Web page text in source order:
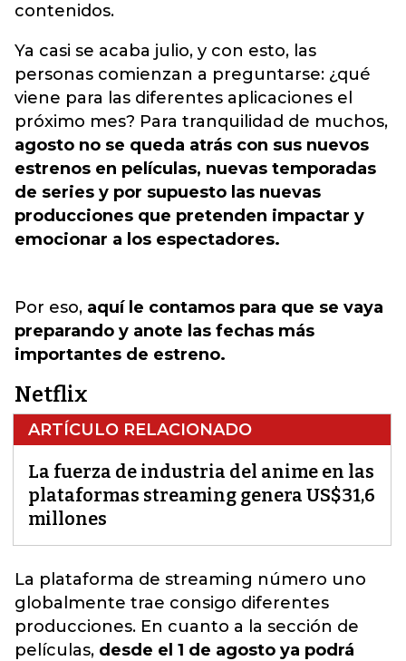
contenidos.
Ya casi se acaba julio, y con esto, las
personas comienzan a preguntarse: ¿qué
viene para las diferentes aplicaciones el
próximo mes? Para tranquilidad de muchos,
agosto no se queda atrás con sus nuevos
estrenos en películas, nuevas temporadas
de series y por supuesto las nuevas
producciones que pretenden impactar y
emocionar a los espectadores.
Por eso, aquí le contamos para que se vaya
preparando y anote las fechas más
importantes de estreno.
Netflix
ARTÍCULO RELACIONADO
La fuerza de industria del anime en las
plataformas streaming genera US$31,6
millones
La plataforma de streaming número uno
globalmente trae consigo diferentes
producciones. En cuanto a la sección de
películas, desde el 1 de agosto ya podrá